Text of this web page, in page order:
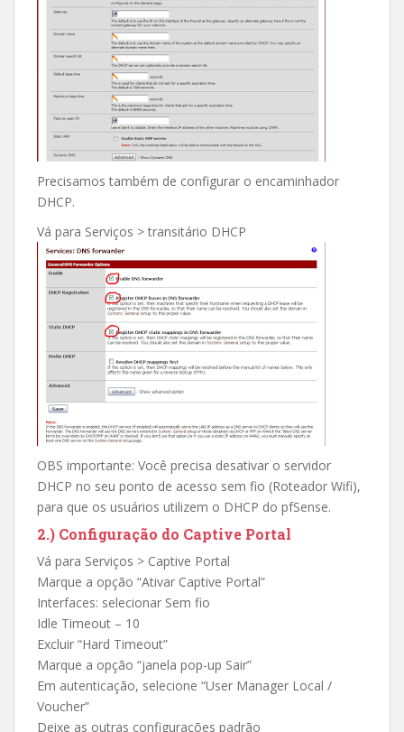
Precisamos também de configurar o encaminhador
DHCP.
Vá para Serviços > transitário DHCP
OBS importante: Você precisa desativar o servidor
DHCP no seu ponto de acesso sem fio (Roteador Wifi),
para que os usuários utilizem o DHCP do pfSense.
2.) Configuração do Captive Portal
Vá para Serviços > Captive Portal
Marque a opção “Ativar Captive Portal”
Interfaces: selecionar Sem fio
Idle Timeout – 10
Excluir “Hard Timeout”
Marque a opção “janela pop-up Sair”
Em autenticação, selecione “User Manager Local /
Voucher”
Deixe as outras configurações padrão